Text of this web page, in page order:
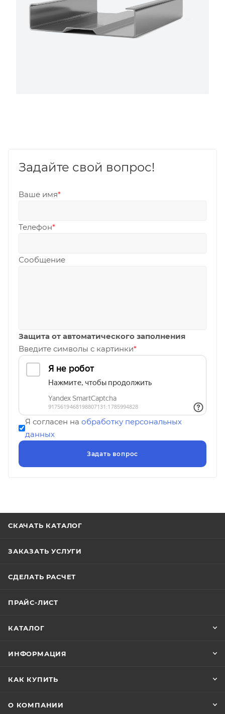
Задайте свой вопрос!
Ваше имя*
Телефон*
Сообщение
Защита от автоматического заполнения
Введите символы с картинки*
Я согласен на обработку персональных
данных
СКАЧАТЬ КАТАЛОГ
ЗАКАЗАТЬ УСЛУГИ
СДЕЛАТЬ РАСЧЕТ
ПРАЙС-ЛИСТ
КАТАЛОГ
ИНФОРМАЦИЯ
КАК КУПИТЬ
О КОМПАНИИ